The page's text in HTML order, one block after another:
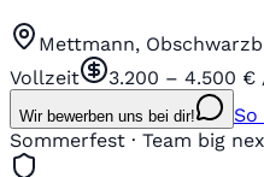
Mettmann,
Vollzeit
3.200 – 4.500
Wir bewerben uns bei dir!
Sommerfest · Team big